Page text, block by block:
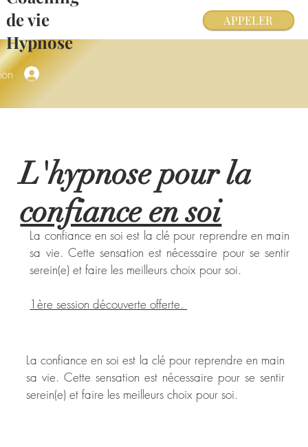
APPELER
de vie
Hypnose
La confiance en soi est la clé pour reprendre en main
sa vie. Cette sensation est nécessaire pour se sentir
serein(e) et faire les meilleurs choix pour soi.
La confiance en soi est la clé pour reprendre en main
sa vie. Cette sensation est nécessaire pour se sentir
serein(e) et faire les meilleurs choix pour soi.
1ère session découverte offerte.
L'hypnose pour la
confiance en soi